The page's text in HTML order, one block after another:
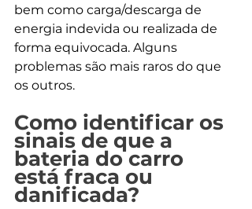
bem como carga/descarga de
energia indevida ou realizada de
forma equivocada. Alguns
problemas são mais raros do que
os outros.
Como identificar os
sinais de que a
bateria do carro
está fraca ou
danificada?